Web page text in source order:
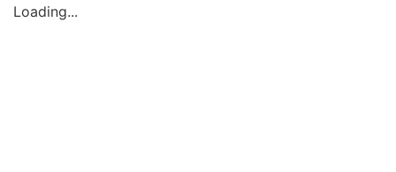
Loading...